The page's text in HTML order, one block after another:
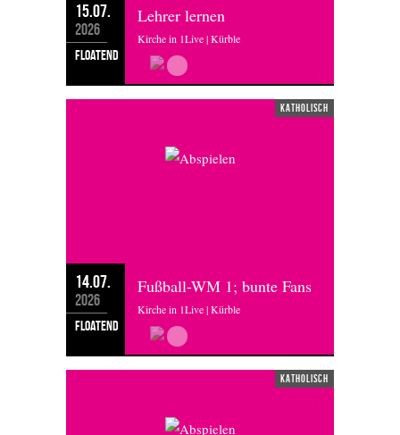
15.07.
2026
floatend
Lehrer lernen
Kirche in 1Live | Kürble
katholisch
14.07.
2026
floatend
Fußball-WM 1; bunte Fans
Kirche in 1Live | Kürble
katholisch